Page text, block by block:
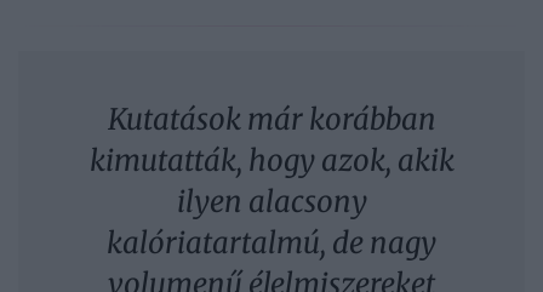
Kutatások már korábban
kimutatták, hogy azok, akik
ilyen alacsony
kalóriatartalmú, de nagy
volumenű élelmiszereket